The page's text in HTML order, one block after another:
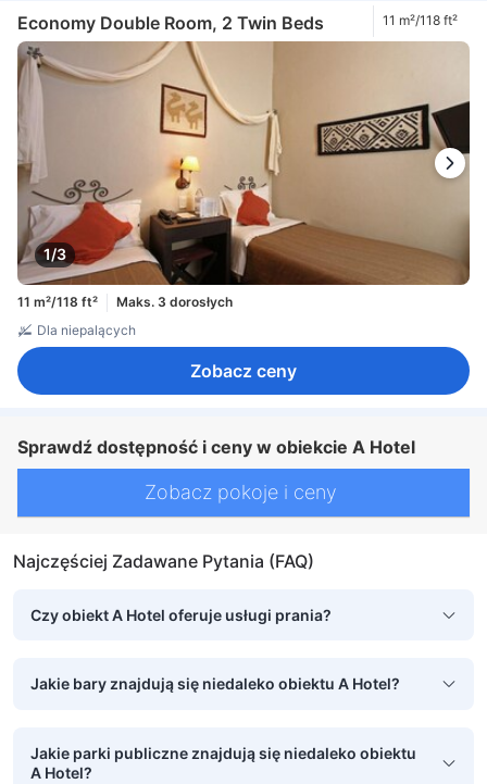
Economy Double Room, 2 Twin Beds 11 m²/118 ft²
1/3
11 m²/118 ft²
Maks. 3 dorosłych
Dla niepalących
Zobacz ceny
Sprawdź dostępność i ceny w obiekcie A Hotel
Zobacz pokoje i ceny
Najczęściej Zadawane Pytania (FAQ)
Czy obiekt A Hotel oferuje usługi prania?
Jakie bary znajdują się niedaleko obiektu A Hotel?
Jakie parki publiczne znajdują się niedaleko obiektu
A Hotel?